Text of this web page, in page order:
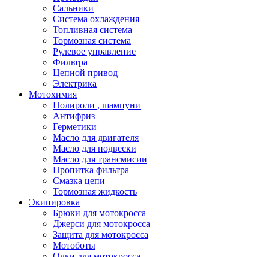
Сальники
Система охлаждения
Топливная система
Тормозная система
Рулевое управление
Фильтра
Цепной привод
Электрика
Мотохимия
Полироли , шампуни
Антифриз
Герметики
Масло для двигателя
Масло для подвески
Масло для трансмисии
Пропитка фильтра
Смазка цепи
Тормозная жидкость
Экипировка
Брюки для мотокросса
Джерси для мотокросса
Защита для мотокросса
Мотоботы